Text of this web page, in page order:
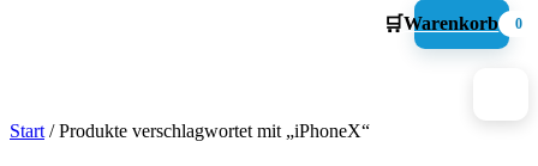
🛒Warenkorb 0
Start / Produkte verschlagwortet mit „iPhoneX“